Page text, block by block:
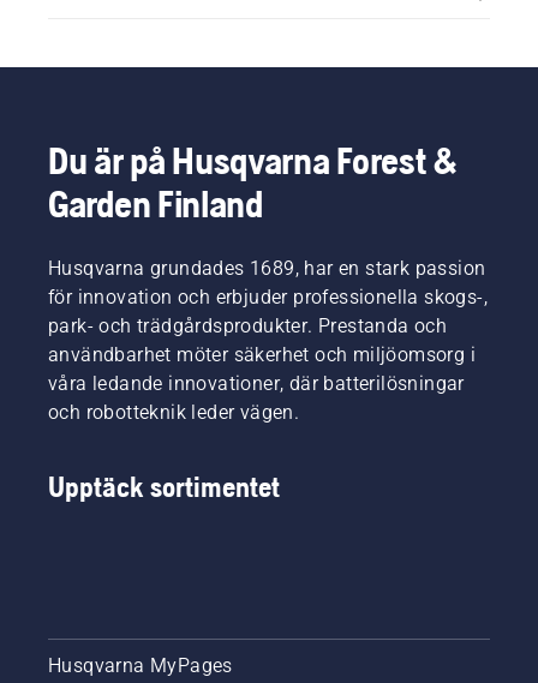
Du är på Husqvarna Forest &
Garden Finland
Husqvarna grundades 1689, har en stark passion
för innovation och erbjuder professionella skogs-,
park- och trädgårdsprodukter. Prestanda och
användbarhet möter säkerhet och miljöomsorg i
våra ledande innovationer, där batterilösningar
och robotteknik leder vägen.
Upptäck sortimentet
Husqvarna MyPages